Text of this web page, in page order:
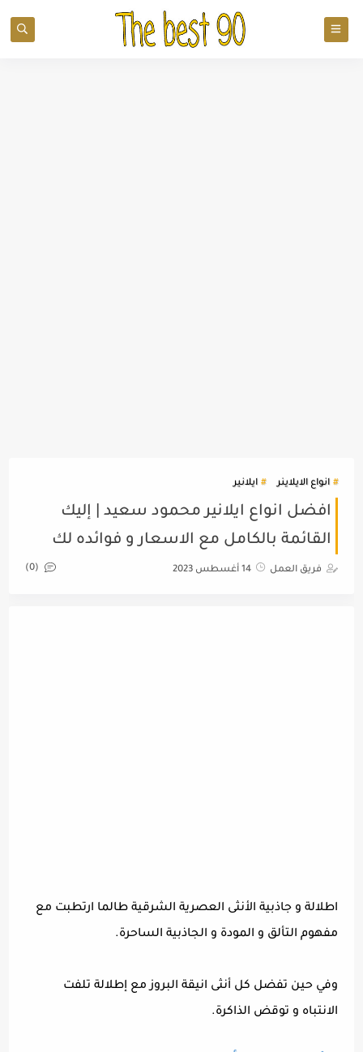
انواع الايلاينر ايلانير
افضل انواع ايلانير محمود سعيد | إليك
القائمة بالكامل مع الاسعار و فوائده لك
فريق العمل 14 أغسطس 2023 (0)
اطلالة و جاذبية الأنثى العصرية الشرقية طالما ارتطبت مع
مفهوم التألق و المودة و الجاذبية الساحرة.
وفي حين تفضل كل أنثى انيقة البروز مع إطلالة تلفت
الانتباه و توقض الذاكرة.